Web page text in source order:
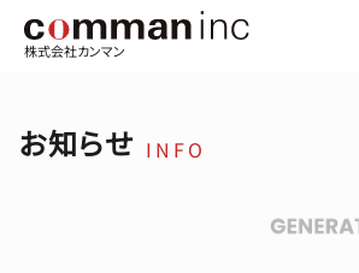
株式会社カンマン
お知らせ INFO